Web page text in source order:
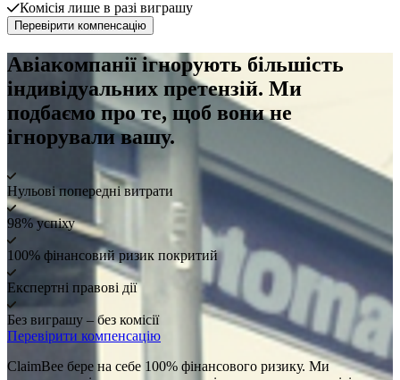
Комісія лише в разі виграшу
Перевірити компенсацію
Авіакомпанії ігнорують більшість
індивідуальних претензій. Ми
подбаємо про те, щоб вони не
ігнорували вашу.
Нульові попередні витрати
98% успіху
100% фінансовий ризик покритий
Експертні правові дії
Без виграшу – без комісії
Перевірити компенсацію
ClaimBee бере на себе 100% фінансового ризику. Ми